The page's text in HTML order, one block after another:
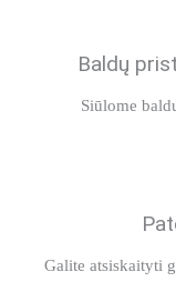
Baldų
Siūlome
Galite atsiskaityti